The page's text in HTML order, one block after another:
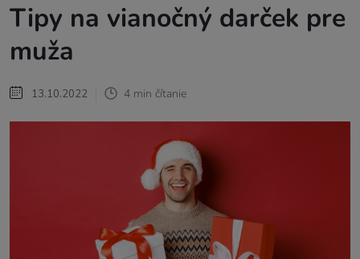
Tipy na vianočný darček pre
muža
13.10.2022 4 min čítanie